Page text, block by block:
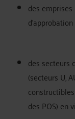
des
des secteurs
(secteurs U,
des POS) en